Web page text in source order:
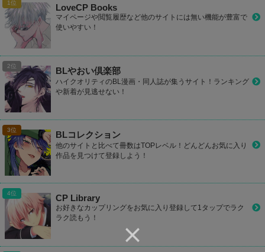
LoveCP Books
マイページや閲覧履歴など他のサイトには無い機能が豊富で
使いやすい！
BLやおい倶楽部
ハイクオリティのBL漫画・同人誌が集うサイト！ランキング
や新着が見逃せない！
BLコレクション
他のサイトと比べて冊数はTOPレベル！どんどんお気に入り
作品を見つけて登録しよう！
CP Library
お好きなカップリングをお気に入り登録して1タップでラク
ラク読もう！